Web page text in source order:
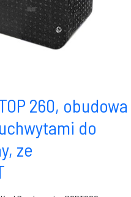
260, obudowa
do
ze